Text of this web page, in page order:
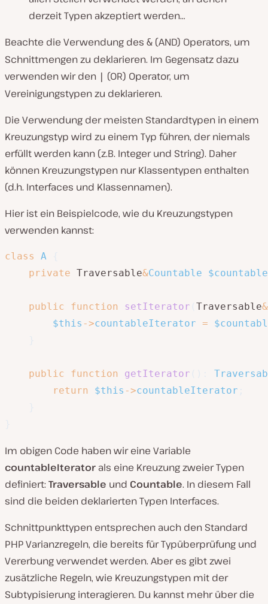
derzeit Typen akzeptiert werden…
Beachte die Verwendung des & (AND) Operators, um
Schnittmengen zu deklarieren. Im Gegensatz dazu
verwenden wir den | (OR) Operator, um
Vereinigungstypen zu deklarieren.
Die Verwendung der meisten Standardtypen in einem
Kreuzungstyp wird zu einem Typ führen, der niemals
erfüllt werden kann (z.B. Integer und String). Daher
können Kreuzungstypen nur Klassentypen enthalten
(d.h. Interfaces und Klassennamen).
Hier ist ein Beispielcode, wie du Kreuzungstypen
verwenden kannst:
class A
private Traversable&Countable
public function setIterator Traversable&
$this ->countableIterator =
public function getIterator
return
$this ->countableIterator
Im obigen Code haben wir eine Variable
countableIterator als eine Kreuzung zweier Typen
definiert: Traversable und Countable. In diesem Fall
sind die beiden deklarierten Typen Interfaces.
Schnittpunkttypen entsprechen auch den Standard
PHP Varianzregeln, die bereits für Typüberprüfung und
Vererbung verwendet werden. Aber es gibt zwei
zusätzliche Regeln, wie Kreuzungstypen mit der
Subtypisierung interagieren. Du kannst mehr über die